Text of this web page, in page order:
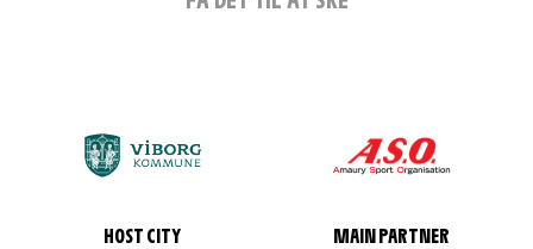
HOST CITY MAIN PARTNER